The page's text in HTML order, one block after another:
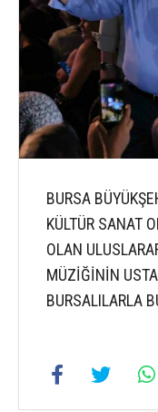
BURSA
KÜLTÜR SANAT
OLAN
MÜZİĞİNİN
BURSALILARLA